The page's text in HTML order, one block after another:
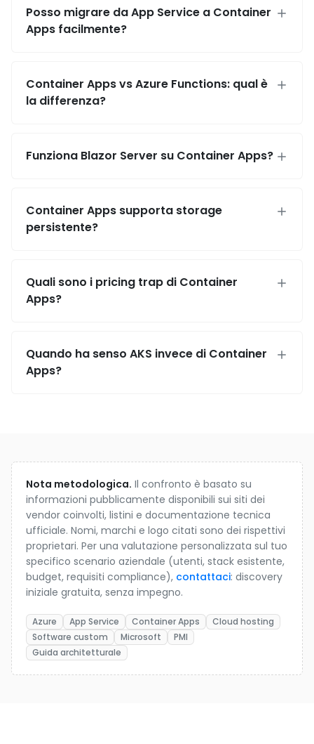
Posso migrare da App Service a Container
Apps facilmente?
Container Apps vs Azure Functions: qual è
la differenza?
Funziona Blazor Server su Container Apps?
Container Apps supporta storage
persistente?
Quali sono i pricing trap di Container
Apps?
Quando ha senso AKS invece di Container
Apps?
Nota metodologica. Il confronto è basato su
informazioni pubblicamente disponibili sui siti dei
vendor coinvolti, listini e documentazione tecnica
ufficiale. Nomi, marchi e logo citati sono dei rispettivi
proprietari. Per una valutazione personalizzata sul tuo
specifico scenario aziendale (utenti, stack esistente,
budget, requisiti compliance), contattaci: discovery
iniziale gratuita, senza impegno.
Azure App Service Container Apps
Cloud hosting
Software custom
Microsoft
PMI
Guida architetturale